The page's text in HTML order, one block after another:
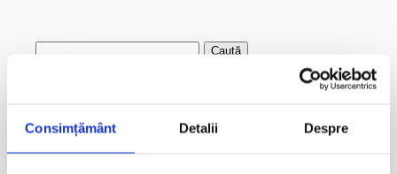
Consimțământ Detalii Despre
Caută
Andi Jarvis